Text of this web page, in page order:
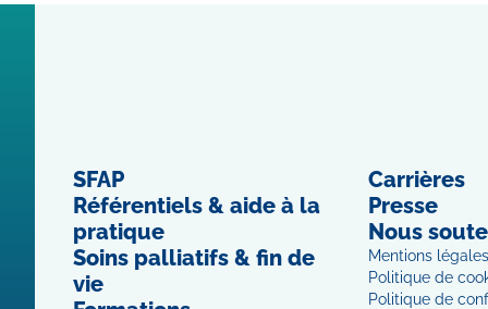
SFAP
Référentiels & aide à la
pratique
Soins palliatifs & fin de
vie
Carrières
Presse
Nous
Mentions
Politique de
Politique de